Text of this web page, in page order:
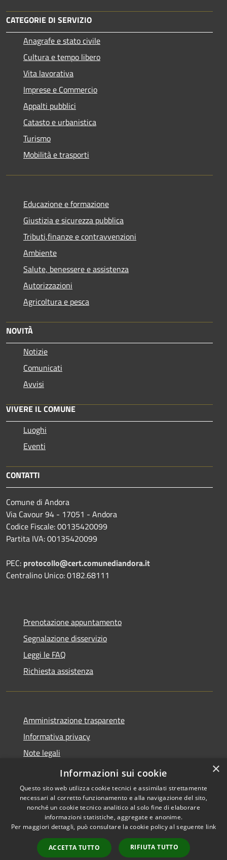
CATEGORIE DI SERVIZIO
Anagrafe e stato civile
Cultura e tempo libero
Vita lavorativa
Imprese e Commercio
Appalti pubblici
Catasto e urbanistica
Turismo
Mobilità e trasporti
Educazione e formazione
Giustizia e sicurezza pubblica
Tributi,finanze e contravvenzioni
Ambiente
Salute, benessere e assistenza
Autorizzazioni
Agricoltura e pesca
NOVITÀ
Notizie
Comunicati
Avvisi
VIVERE IL COMUNE
Luoghi
Eventi
CONTATTI
Comune di Andora
Via Cavour 94 - 17051 - Andora
Codice Fiscale: 00135420099
Partita IVA: 00135420099
PEC: protocollo@cert.comunediandora.it
Centralino Unico: 0182.68111
Prenotazione appuntamento
Segnalazione disservizio
Leggi le FAQ
Richiesta assistenza
Amministrazione trasparente
Informativa privacy
Note legali
Dichiarazione di accessibilità
Accessibilità
Copyright © 2026 • Comune di
Andora • Powered by
Municipium•
Accesso
redazione
×
Informazioni sui cookie
Questo sito web utilizza cookie tecnici e assimilati strettamente
necessari al corretto funzionamento e alla navigazione del sito,
nonché un cookie tecnico analitico al solo fine di elaborare
informazioni statistiche, aggregate e anonime.
Per maggiori dettagli, può consultare la cookie policy al seguente link
ACCETTA TUTTO RIFIUTA TUTTO